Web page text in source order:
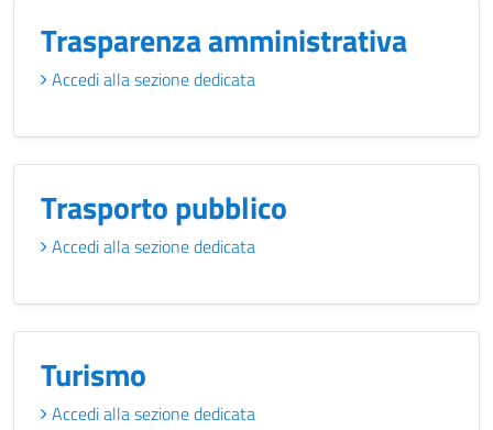
Trasparenza amministrativa
Accedi alla sezione dedicata
Trasporto pubblico
Accedi alla sezione dedicata
Turismo
Accedi alla sezione dedicata